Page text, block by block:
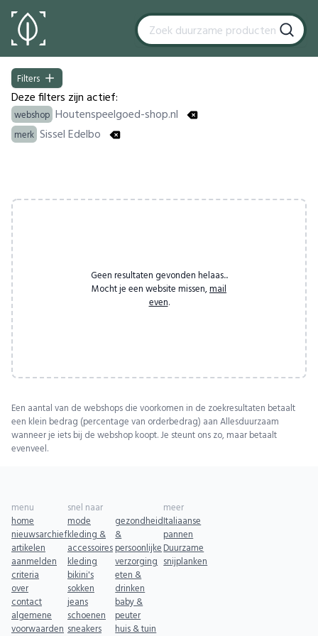
Filters
Filters
Deze filters zijn actief:
webshop Houtenspeelgoed-shop.nl
merk Sissel Edelbo
Geen resultaten gevonden helaas...
Mocht je een website missen, mail
even.
Een aantal van de webshops die voorkomen in de zoekresultaten betaalt
een klein bedrag (percentage van orderbedrag) aan Allesduurzaam
wanneer je iets bij de webshop koopt. Je steunt ons zo, maar betaalt
evenveel.
menu
home
nieuwsarchief
artikelen
aanmelden
criteria
over
contact
algemene
voorwaarden
snel naar
mode
kleding &
accessoires
kleding
bikini's
sokken
jeans
schoenen
sneakers
gezondheid
&
persoonlijke
verzorging
eten &
drinken
baby &
peuter
huis & tuin
meer
Italiaanse
pannen
Duurzame
snijplanken